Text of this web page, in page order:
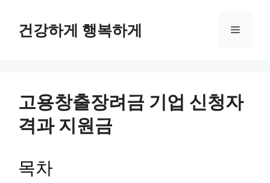
건강하게 행복하게 메
고용창출장려금 기업 신청자
격과 지원금
목차